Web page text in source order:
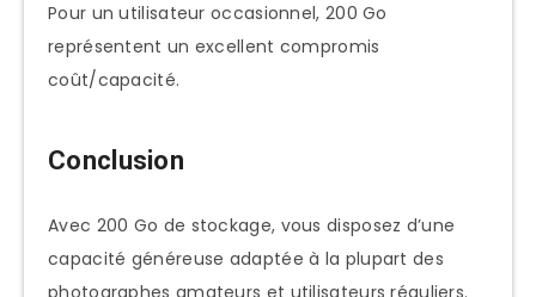
Pour un utilisateur occasionnel, 200 Go
représentent un excellent compromis
coût/capacité.
Conclusion
Avec 200 Go de stockage, vous disposez d’une
capacité généreuse adaptée à la plupart des